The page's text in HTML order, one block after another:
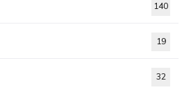
140
19
32